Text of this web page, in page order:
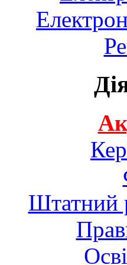
Штатний